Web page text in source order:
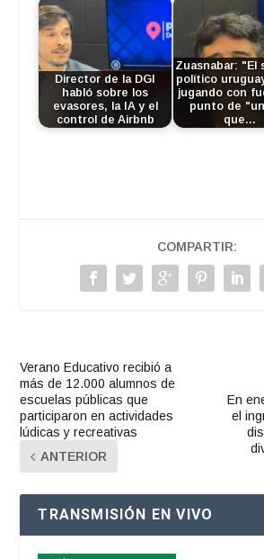
Director de la DGI
habló sobre los
evasores, la IA y el
control de Airbnb
Zuasnabar: "El
político
jugando con
punto de
que…
COMPARTIR:
Verano Educativo recibió a
más de 12.000 alumnos de
escuelas públicas que
participaron en actividades
lúdicas y recreativas
ANTERIOR
En
el
TRANSMISIÓN EN VIVO